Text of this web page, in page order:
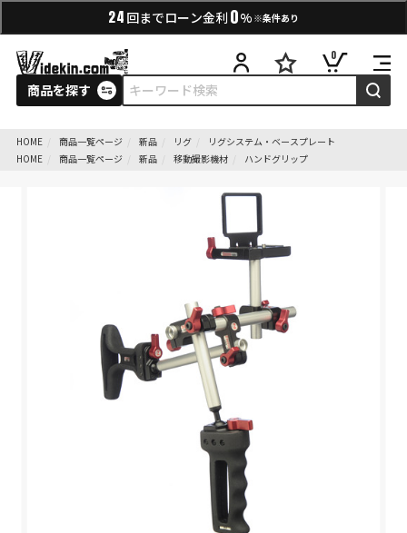
24 回までローン金利 0% ※条件あり
商品を探す
0
HOME 商品一覧ページ 新品 リグ
リグシステム・ベースプレート
HOME
商品一覧ページ 新品 移動撮影機材 ハンドグリップ